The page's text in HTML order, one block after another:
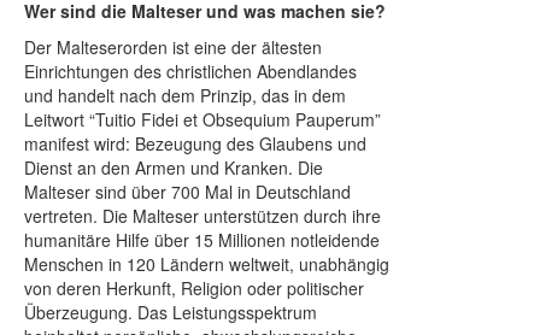
Wer sind die Malteser und was machen sie?
Der Malteserorden ist eine der ältesten
Einrichtungen des christlichen Abendlandes
und handelt nach dem Prinzip, das in dem
Leitwort “Tuitio Fidei et Obsequium Pauperum”
manifest wird: Bezeugung des Glaubens und
Dienst an den Armen und Kranken. Die
Malteser sind über 700 Mal in Deutschland
vertreten. Die Malteser unterstützen durch ihre
humanitäre Hilfe über 15 Millionen notleidende
Menschen in 120 Ländern weltweit, unabhängig
von deren Herkunft, Religion oder politischer
Überzeugung. Das Leistungsspektrum